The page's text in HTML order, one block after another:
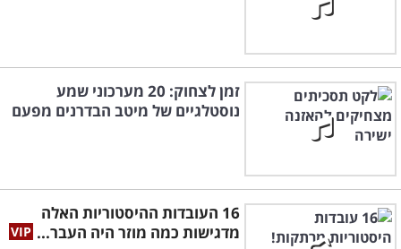
זמן לצחוק: 20 מערכוני שמע
נוסטלגיים של מיטב הבדרנים מפעם
16 העובדות ההיסטוריות האלה
מדגישות כמה מוזר היה העבר...